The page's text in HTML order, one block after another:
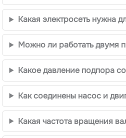
Какая электросеть нужна
Можно ли работать двумя
Какое давление подпора
Как соединены насос и
Какая частота вращения